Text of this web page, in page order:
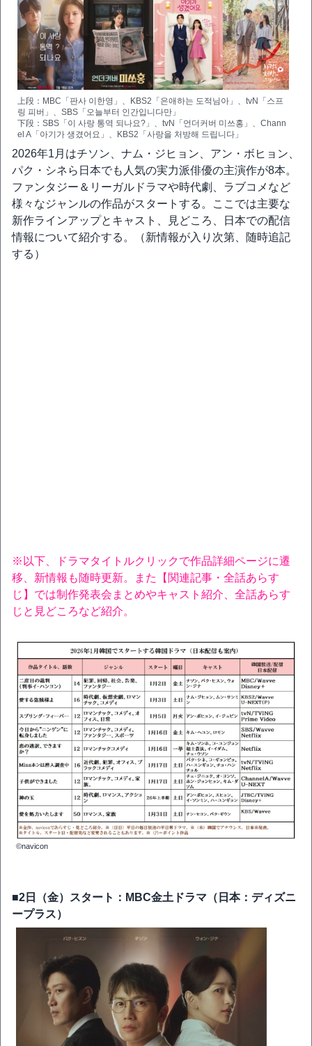
上段：MBC「판사 이한영」、KBS2「은애하는 도적님아」、tvN「스프
링 피버」、SBS「오늘부터 인간입니다만」
下段：SBS「이 사랑 통역 되나요?」、tvN「언더커버 미쓰홍」、Chann
el A「아기가 생겼어요」、KBS2「사랑을 처방해 드립니다」
2026年1月はチソン、ナム・ジヒョン、アン・ボヒョン、
パク・シネら日本でも人気の実力派俳優の主演作が8本。
ファンタジー＆リーガルドラマや時代劇、ラブコメなど
様々なジャンルの作品がスタートする。ここでは主要な
新作ラインアップとキャスト、見どころ、日本での配信
情報について紹介する。（新情報が入り次第、随時追記
する）
※以下、ドラマタイトルクリックで作品詳細ページに遷
移、新情報も随時更新。また【関連記事・全話あらす
じ】では制作発表会まとめやキャスト紹介、全話あらす
じと見どころなど紹介。
©navicon
■2日（金）スタート：MBC金土ドラマ（日本：ディズニ
ープラス）